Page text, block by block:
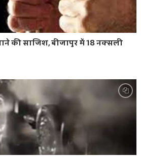
की साजिश, बीजापुर में 18 नक्सली